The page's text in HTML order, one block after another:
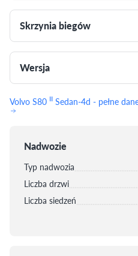
Skrzynia biegów
Wersja
Volvo S80 II Sedan-4d - pełne
Nadwozie
Typ nadwozia
Liczba drzwi
Liczba siedzeń